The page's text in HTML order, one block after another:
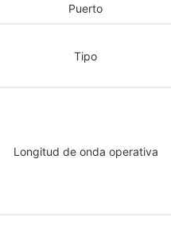
Puerto
Tipo
Longitud de onda operativa